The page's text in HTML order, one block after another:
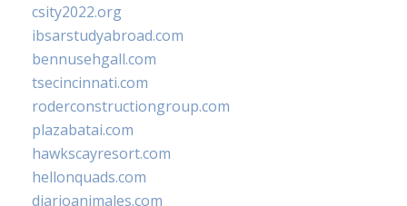
csity2022.org
ibsarstudyabroad.com
bennusehgall.com
tsecincinnati.com
roderconstructiongroup.com
plazabatai.com
hawkscayresort.com
hellonquads.com
diarioanimales.com